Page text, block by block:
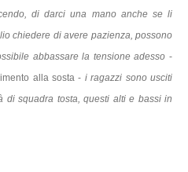
di darci una mano anche se li
chiedere di avere pazienza, possono
abbassare la tensione adesso -
alla sosta - i ragazzi sono usciti
di squadra tosta, questi alti e bassi in